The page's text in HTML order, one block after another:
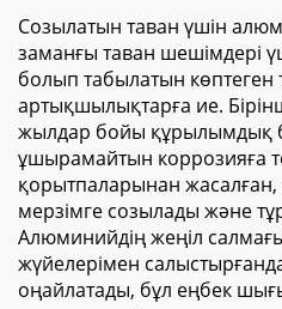
артқы планы Led артқы
жарықтандырылатын
Seg жарық шамы
қорапшасы
Созылатын таван үшін
заманғы таван шешімдері
болып табылатын
артықшылықтарға ие.
жылдар бойы құрылымдық
ұшырамайтын коррозияға
қорытпаларынан
мерзімге созылады және
Алюминийдің жеңіл
жүйелерімен
оңайлатады, бұл еңбек